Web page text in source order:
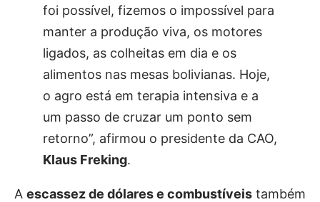
foi possível, fizemos o impossível para
manter a produção viva, os motores
ligados, as colheitas em dia e os
alimentos nas mesas bolivianas. Hoje,
o agro está em terapia intensiva e a
um passo de cruzar um ponto sem
retorno”, afirmou o presidente da CAO,
Klaus Freking.
A escassez de dólares e combustíveis também